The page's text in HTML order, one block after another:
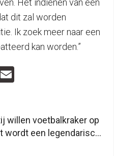
Het indienen van een
dit zal worden
Ik zoek meer naar een
kan worden.”
Copy
willen voetbalkraker op
wordt een legendarische